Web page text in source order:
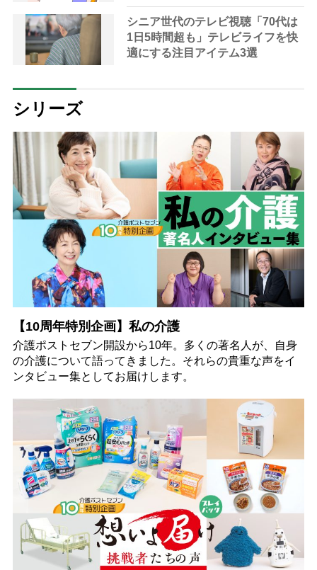
シニア世代のテレビ視聴「70代は
1日5時間超も」テレビライフを快
適にする注目アイテム3選
シリーズ
【10周年特別企画】私の介護
介護ポストセブン開設から10年。多くの著名人が、自身
の介護について語ってきました。それらの貴重な声をイ
ンタビュー集としてお届けします。